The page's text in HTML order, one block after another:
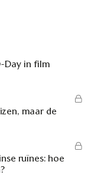
Day in film
maar de
ruïnes: hoe